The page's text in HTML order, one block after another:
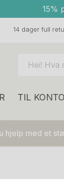
15%
14 dager full
TIL
hjelp med et